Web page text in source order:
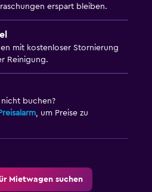
erspart bleiben.
mit kostenloser Stornierung
Reinigung.
buchen?
, um Preise zu
Mietwagen suchen